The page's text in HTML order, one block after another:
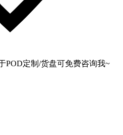
POD定制/货盘可免费咨询我~